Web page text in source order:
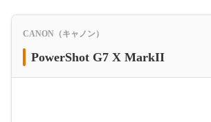
CANON（キャノン）
PowerShot G7 X MarkII